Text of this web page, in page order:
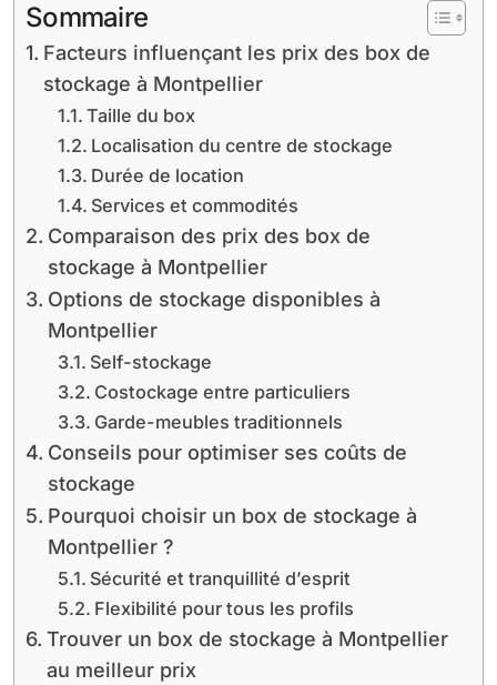
Sommaire
Facteurs influençant les prix des box de
stockage à Montpellier
Taille du box
Localisation du centre de stockage
Durée de location
Services et commodités
Comparaison des prix des box de
stockage à Montpellier
Options de stockage disponibles à
Montpellier
Self-stockage
Costockage entre particuliers
Garde-meubles traditionnels
Conseils pour optimiser ses coûts de
stockage
Pourquoi choisir un box de stockage à
Montpellier ?
Sécurité et tranquillité d’esprit
Flexibilité pour tous les profils
Trouver un box de stockage à Montpellier
au meilleur prix